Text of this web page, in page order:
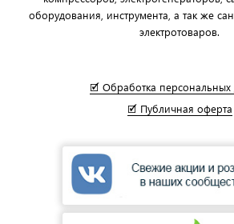
оборудования, инструмента, а так же
электротоваров.
🗹 Обработка персональных
🗹 Публичная оферта